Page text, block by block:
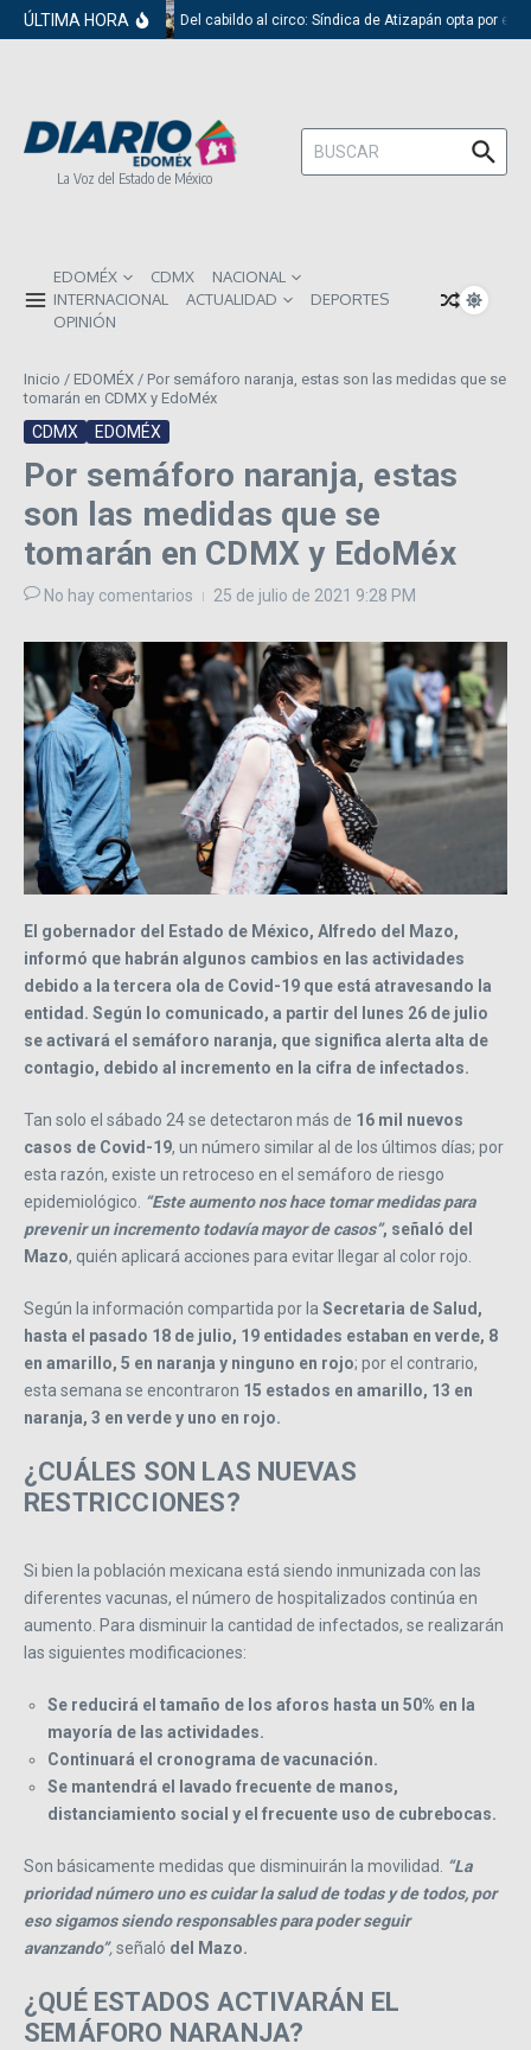
Saltar al contenido
ÚLTIMA HORA Del cabildo al circo: Síndica de Atizapán opta por el
La Voz del Estado de México
Buscar:
EDOMÉX CDMX
NACIONAL
INTERNACIONAL
ACTUALIDAD
DEPORTES
OPINIÓN
Inicio / EDOMÉX / Por semáforo naranja, estas son las medidas que se
tomarán en CDMX y EdoMéx
CDMX EDOMÉX
Por semáforo naranja, estas
son las medidas que se
tomarán en CDMX y EdoMéx
No hay comentarios 25 de julio de 2021 9:28 PM
El gobernador del Estado de México, Alfredo del Mazo,
informó que habrán algunos cambios en las actividades
debido a la tercera ola de Covid-19 que está atravesando la
entidad. Según lo comunicado, a partir del lunes 26 de julio
se activará el semáforo naranja, que significa alerta alta de
contagio, debido al incremento en la cifra de infectados.
Tan solo el sábado 24 se detectaron más de 16 mil nuevos
casos de Covid-19, un número similar al de los últimos días; por
esta razón, existe un retroceso en el semáforo de riesgo
epidemiológico. “Este aumento nos hace tomar medidas para
prevenir un incremento todavía mayor de casos”, señaló del
Mazo, quién aplicará acciones para evitar llegar al color rojo.
Según la información compartida por la Secretaria de Salud,
hasta el pasado 18 de julio, 19 entidades estaban en verde, 8
en amarillo, 5 en naranja y ninguno en rojo; por el contrario,
esta semana se encontraron 15 estados en amarillo, 13 en
naranja, 3 en verde y uno en rojo.
¿CUÁLES SON LAS NUEVAS
RESTRICCIONES?
Si bien la población mexicana está siendo inmunizada con las
diferentes vacunas, el número de hospitalizados continúa en
aumento. Para disminuir la cantidad de infectados, se realizarán
las siguientes modificaciones:
Se reducirá el tamaño de los aforos hasta un 50% en la
mayoría de las actividades.
Continuará el cronograma de vacunación.
Se mantendrá el lavado frecuente de manos,
distanciamiento social y el frecuente uso de cubrebocas.
Son básicamente medidas que disminuirán la movilidad. “La
prioridad número uno es cuidar la salud de todas y de todos, por
eso sigamos siendo responsables para poder seguir
avanzando”,señaló del Mazo.
¿QUÉ ESTADOS ACTIVARÁN EL
SEMÁFORO NARANJA?